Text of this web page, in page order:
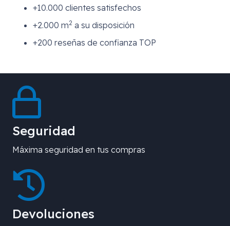
+10.000 clientes satisfechos
+2.000 m2 a su disposición
+200 reseñas de confianza TOP
Seguridad
Máxima seguridad en tus compras
Devoluciones